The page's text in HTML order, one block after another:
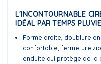
L'INCONTOURNABLE
IDÉAL PAR TEMPS
Forme droite, doublure
confortable, fermeture
enduite qui protège de la